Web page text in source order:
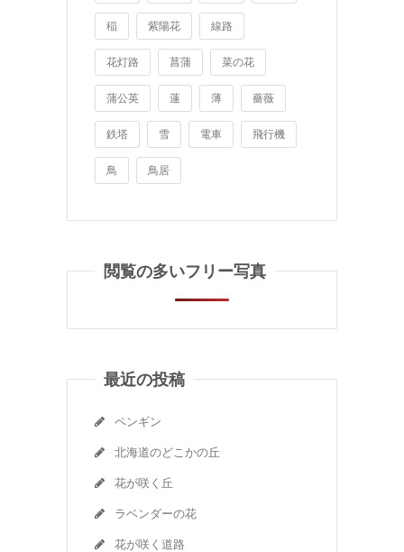
稲 紫陽花 線路
花灯路 菖蒲 菜の花
蒲公英 蓮 薄 薔薇
鉄塔 雪 電車 飛行機
鳥 鳥居
閲覧の多いフリー写真
最近の投稿
ペンギン
北海道のどこかの丘
花が咲く丘
ラベンダーの花
花が咲く道路